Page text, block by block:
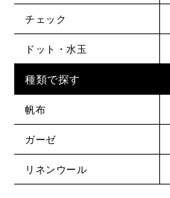
チェック
ドット・水玉
種類で探す
帆布
ガーゼ
リネンウール